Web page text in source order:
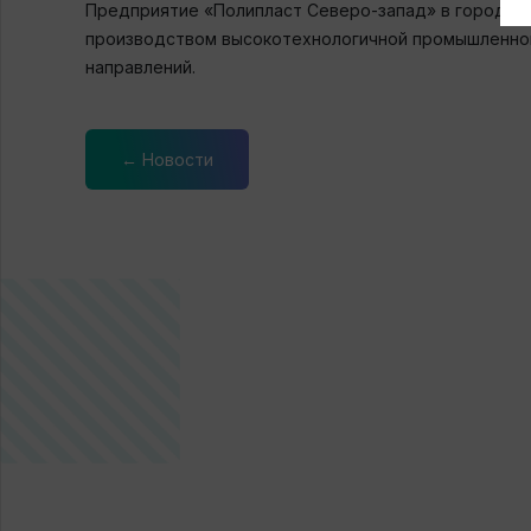
Предприятие «Полипласт Северо-запад» в городе
производством высокотехнологичной
направлений.
← Новости